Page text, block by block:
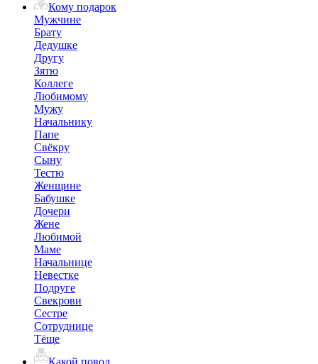
Кому подарок
Мужчине
Брату
Дедушке
Другу
Зятю
Коллеге
Любимому
Мужу
Начальнику
Папе
Свёкру
Сыну
Тестю
Женщине
Бабушке
Дочери
Жене
Любимой
Маме
Начальнице
Невестке
Подруге
Свекрови
Сестре
Сотруднице
Тёще
Какой повод